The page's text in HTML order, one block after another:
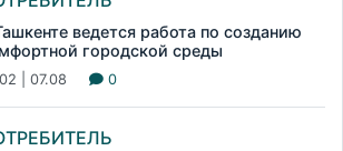
ведется работа по созданию
городской среды
| 07.08 0